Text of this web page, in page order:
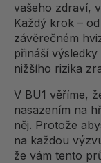
vašeho zdraví,
Každý krok –
závěrečném
přináší
nižšího rizika
V BU1 věříme,
nasazením na
něj. Protože
na každou
že vám tento